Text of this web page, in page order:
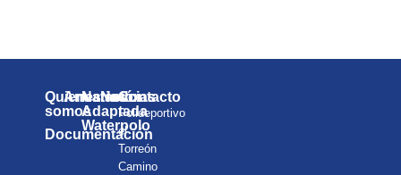
Quienes
somos
Documentación
Anuarios
Natación
Adaptada
Waterpolo
Noticias
Contacto
Polideportivo
el
Torreón
Camino